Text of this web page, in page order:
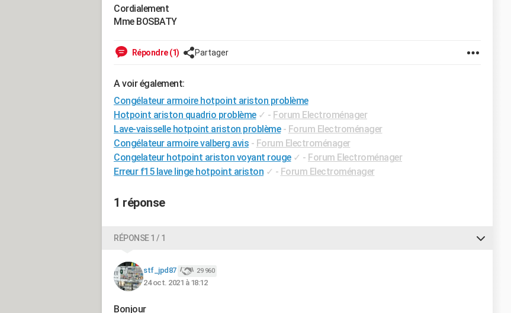
Cordialement
Mme BOSBATY
Répondre (1) Partager
A voir également:
Congélateur armoire hotpoint ariston problème
Hotpoint ariston quadrio problème ✓ - Forum Electroménager
Lave-vaisselle hotpoint ariston problème - Forum Electroménager
Congélateur armoire valberg avis - Forum Electroménager
Congelateur hotpoint ariston voyant rouge ✓ - Forum Electroménager
Erreur f15 lave linge hotpoint ariston ✓ - Forum Electroménager
1 réponse
RÉPONSE 1 / 1
stf_jpd87 29 960
24 oct. 2021 à 18:12
Bonjour